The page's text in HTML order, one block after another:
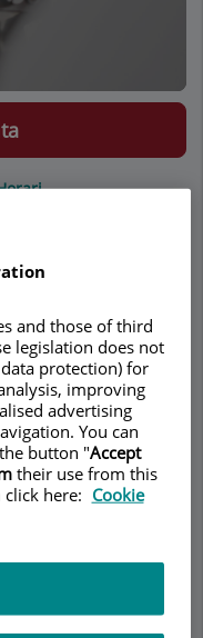
del naixament és
als 5 anys
nens és
de vida són
la televisió o al
and those of third
legislation does not
protection) for
improving
advertising
You can
button "Accept
their use from this
here: Cookie